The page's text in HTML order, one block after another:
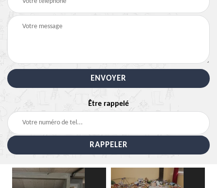
Être rappelé